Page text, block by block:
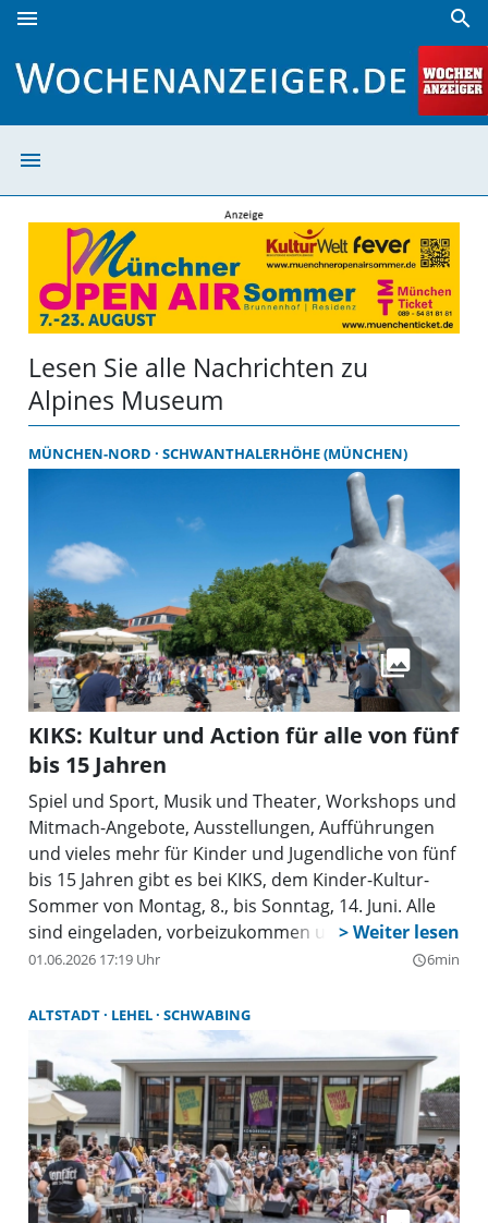
menu search
menu
Lesen Sie alle Nachrichten zu
Alpines Museum
MÜNCHEN-NORD SCHWANTHALERHÖHE (MÜNCHEN)
KIKS: Kultur und Action für alle von fünf
bis 15 Jahren
Spiel und Sport, Musik und Theater, Workshops und
Mitmach-Angebote, Ausstellungen, Aufführungen
und vieles mehr für Kinder und Jugendliche von fünf
bis 15 Jahren gibt es bei KIKS, dem Kinder-Kultur-
Sommer von Montag, 8., bis Sonntag, 14. Juni. Alle
sind eingeladen, vorbeizukommen und
mitzumachen.
01.06.2026 17:19 Uhr query_builder6min
ALTSTADT LEHEL SCHWABING